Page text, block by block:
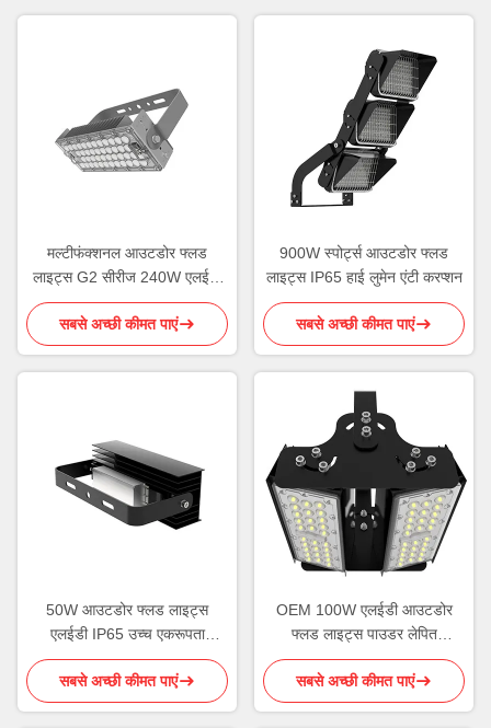
मल्टीफंक्शनल आउटडोर फ्लड
लाइट्स G2 सीरीज 240W एलईडी
फ्लड लाइट
सबसे अच्छी कीमत पाएं
900W स्पोर्ट्स आउटडोर फ्लड
लाइट्स IP65 हाई लुमेन एंटी करप्शन
सबसे अच्छी कीमत पाएं
50W आउटडोर फ्लड लाइट्स
एलईडी IP65 उच्च एकरूपता
रोटेटेबल मॉड्यूल
सबसे अच्छी कीमत पाएं
OEM 100W एलईडी आउटडोर
फ्लड लाइट्स पाउडर लेपित
एल्यूमीनियम आवास
सबसे अच्छी कीमत पाएं